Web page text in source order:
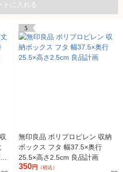
トに入れる
5
無印良品 ポリプロピレン 収納
ボックス フタ 幅37.5×奥行
25.5×高さ2.5cm 良品計画
350円 （税込）